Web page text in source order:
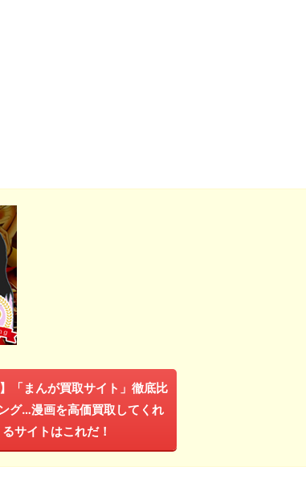
「まんが買取サイト」徹底比
グ…漫画を高価買取してくれ
るサイトはこれだ！